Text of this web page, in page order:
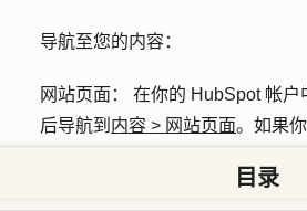
导航至您的内容：
网站页面 ： 在你的 HubSpot 帐户
后导航到 内容 > 网站页面。如果
目录